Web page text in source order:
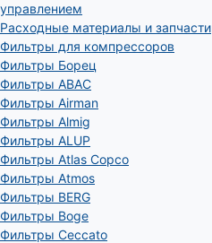
управлением
Расходные материалы и запчасти
Фильтры для компрессоров
Фильтры Борец
Фильтры ABAC
Фильтры Airman
Фильтры Almig
Фильтры ALUP
Фильтры Atlas Copco
Фильтры Atmos
Фильтры BERG
Фильтры Boge
Фильтры Ceccato